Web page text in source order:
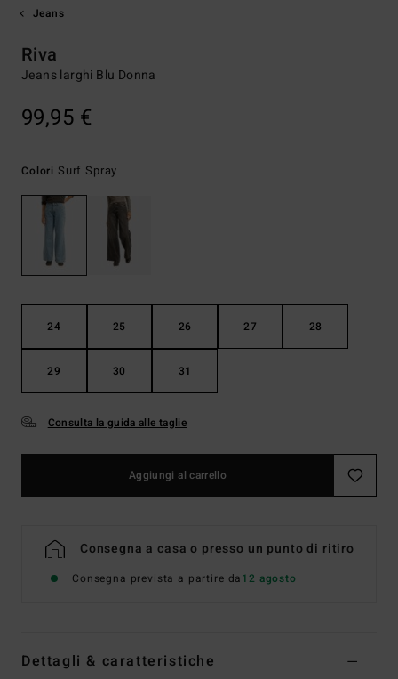
Jeans
Riva
Jeans larghi Blu Donna
99,95 €
Colori Surf Spray
24 25 26 27 28
29 30 31
Consulta la guida alle taglie
Aggiungi al carrello
Consegna a casa o presso un punto di ritiro
Consegna prevista a partire da12 agosto
Dettagli & caratteristiche